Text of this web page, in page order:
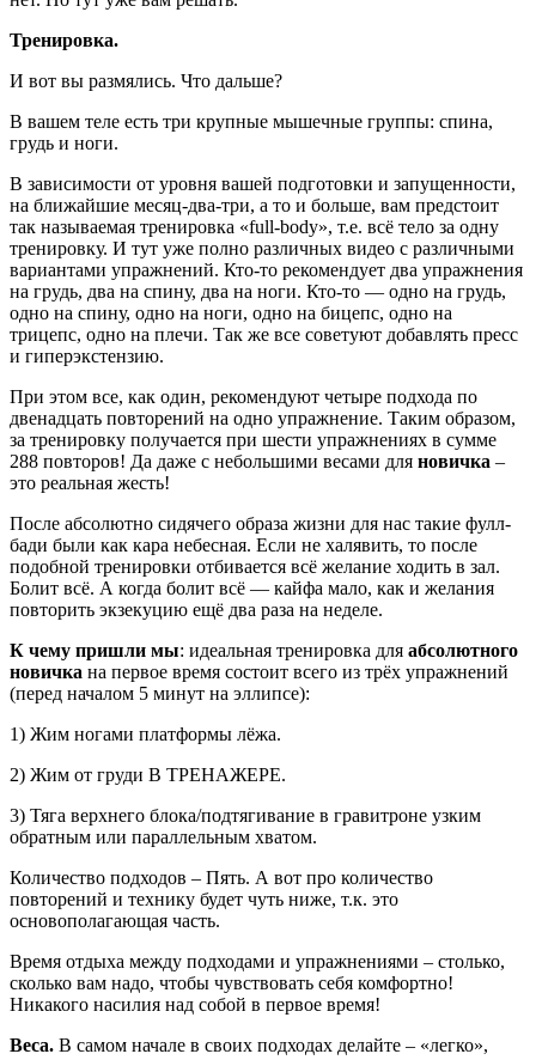
Тренировка.
И вот вы размялись. Что дальше?
В вашем теле есть три крупные мышечные группы: спина,
грудь и ноги.
В зависимости от уровня вашей подготовки и запущенности,
на ближайшие месяц-два-три, а то и больше, вам предстоит
так называемая тренировка «full-body», т.е. всё тело за одну
тренировку. И тут уже полно различных видео с различными
вариантами упражнений. Кто-то рекомендует два упражнения
на грудь, два на спину, два на ноги. Кто-то — одно на грудь,
одно на спину, одно на ноги, одно на бицепс, одно на
трицепс, одно на плечи. Так же все советуют добавлять пресс
и гиперэкстензию.
При этом все, как один, рекомендуют четыре подхода по
двенадцать повторений на одно упражнение. Таким образом,
за тренировку получается при шести упражнениях в сумме
288 повторов! Да даже с небольшими весами для новичка –
это реальная жесть!
После абсолютно сидячего образа жизни для нас такие фулл-
бади были как кара небесная. Если не халявить, то после
подобной тренировки отбивается всё желание ходить в зал.
Болит всё. А когда болит всё — кайфа мало, как и желания
повторить экзекуцию ещё два раза на неделе.
К чему пришли мы: идеальная тренировка для абсолютного
новичка на первое время состоит всего из трёх упражнений
(перед началом 5 минут на эллипсе):
1) Жим ногами платформы лёжа.
2) Жим от груди В ТРЕНАЖЕРЕ.
3) Тяга верхнего блока/подтягивание в гравитроне узким
обратным или параллельным хватом.
Количество подходов – Пять. А вот про количество
повторений и технику будет чуть ниже, т.к. это
основополагающая часть.
Время отдыха между подходами и упражнениями – столько,
сколько вам надо, чтобы чувствовать себя комфортно!
Никакого насилия над собой в первое время!
Веса. В самом начале в своих подходах делайте – «легко»,